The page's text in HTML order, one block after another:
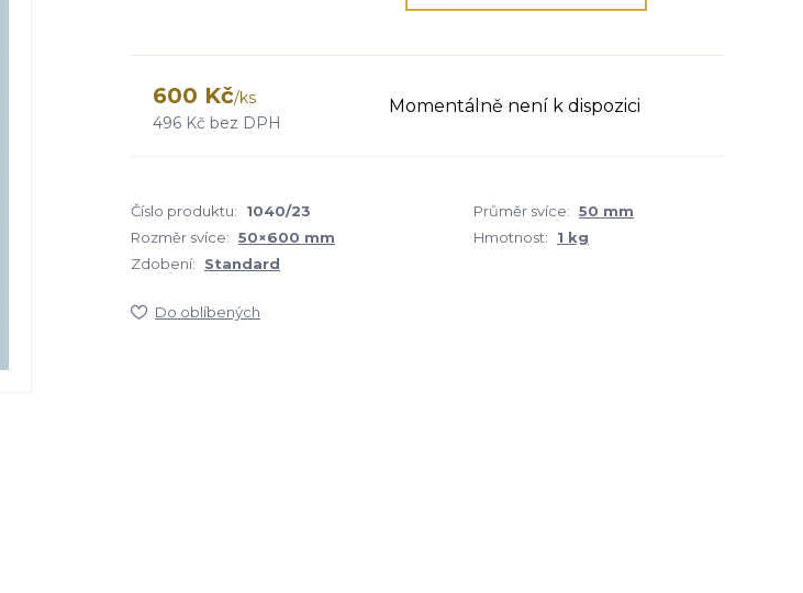
600 Kč/ks
496 Kč bez DPH
Momentálně není k dispozici
Číslo produktu: 1040/23 Průměr svíce: 50 mm
Rozměr svíce: 50×600 mm Hmotnost:
1 kg
Zdobení:
Standard
Do oblíbených